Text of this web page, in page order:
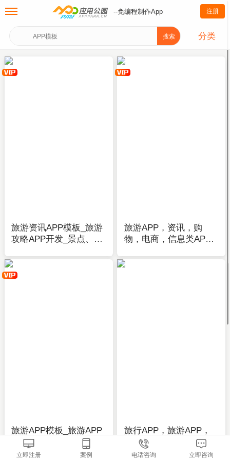
--免编程制作App 注册
搜索 分类
旅游资讯APP模板_旅游
攻略APP开发_景点、线
旅游APP，资讯，购
物，电商，信息类APP
制作-应用公园
旅游APP模板_旅游APP
制作模板_攻略、方案、
行程规划-应用公园
旅行APP，旅游APP，
旅游攻略APP，地方城
市APP，景点美食APP
立即注册 案例 电话咨询 立即咨询